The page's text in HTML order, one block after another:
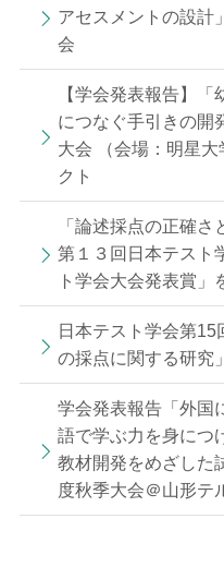
アセスメントの設計
会
【学会発表報告】
につなぐ手引きの開
大会 （会場：明星
クト
「論述採点の正確
第１３回日本テスト
ト学会大会発表賞」
日本テスト学会第15
の採点に関する研究」
学会発表報告「外国
語で学ぶ力を身につ
教材開発をめざした
度秋季大会＠山形テ